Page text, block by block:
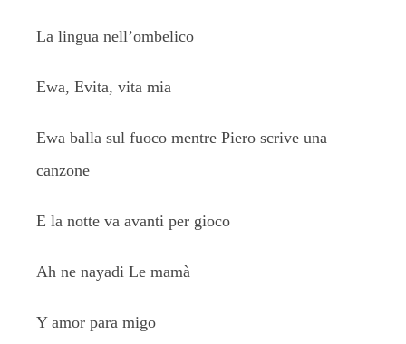
La lingua nell’ombelico
Ewa, Evita, vita mia
Ewa balla sul fuoco mentre Piero scrive una
canzone
E la notte va avanti per gioco
Ah ne nayadi Le mamà
Y amor para migo